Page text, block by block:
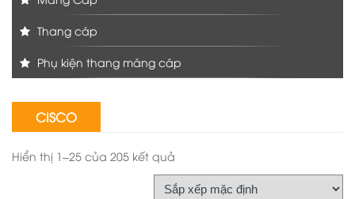
Thang cáp
Phụ kiện thang máng cáp
CISCO
Hiển thị 1–25 của 205 kết quả